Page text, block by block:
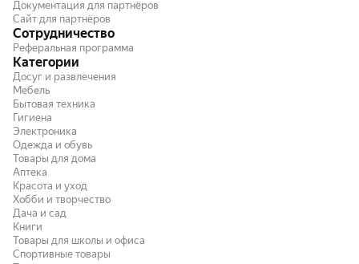
Документация для партнёров
Сайт для партнёров
Сотрудничество
Реферальная программа
Категории
Досуг и развлечения
Мебель
Бытовая техника
Гигиена
Электроника
Одежда и обувь
Товары для дома
Аптека
Красота и уход
Хобби и творчество
Дача и сад
Книги
Товары для школы и офиса
Спортивные товары